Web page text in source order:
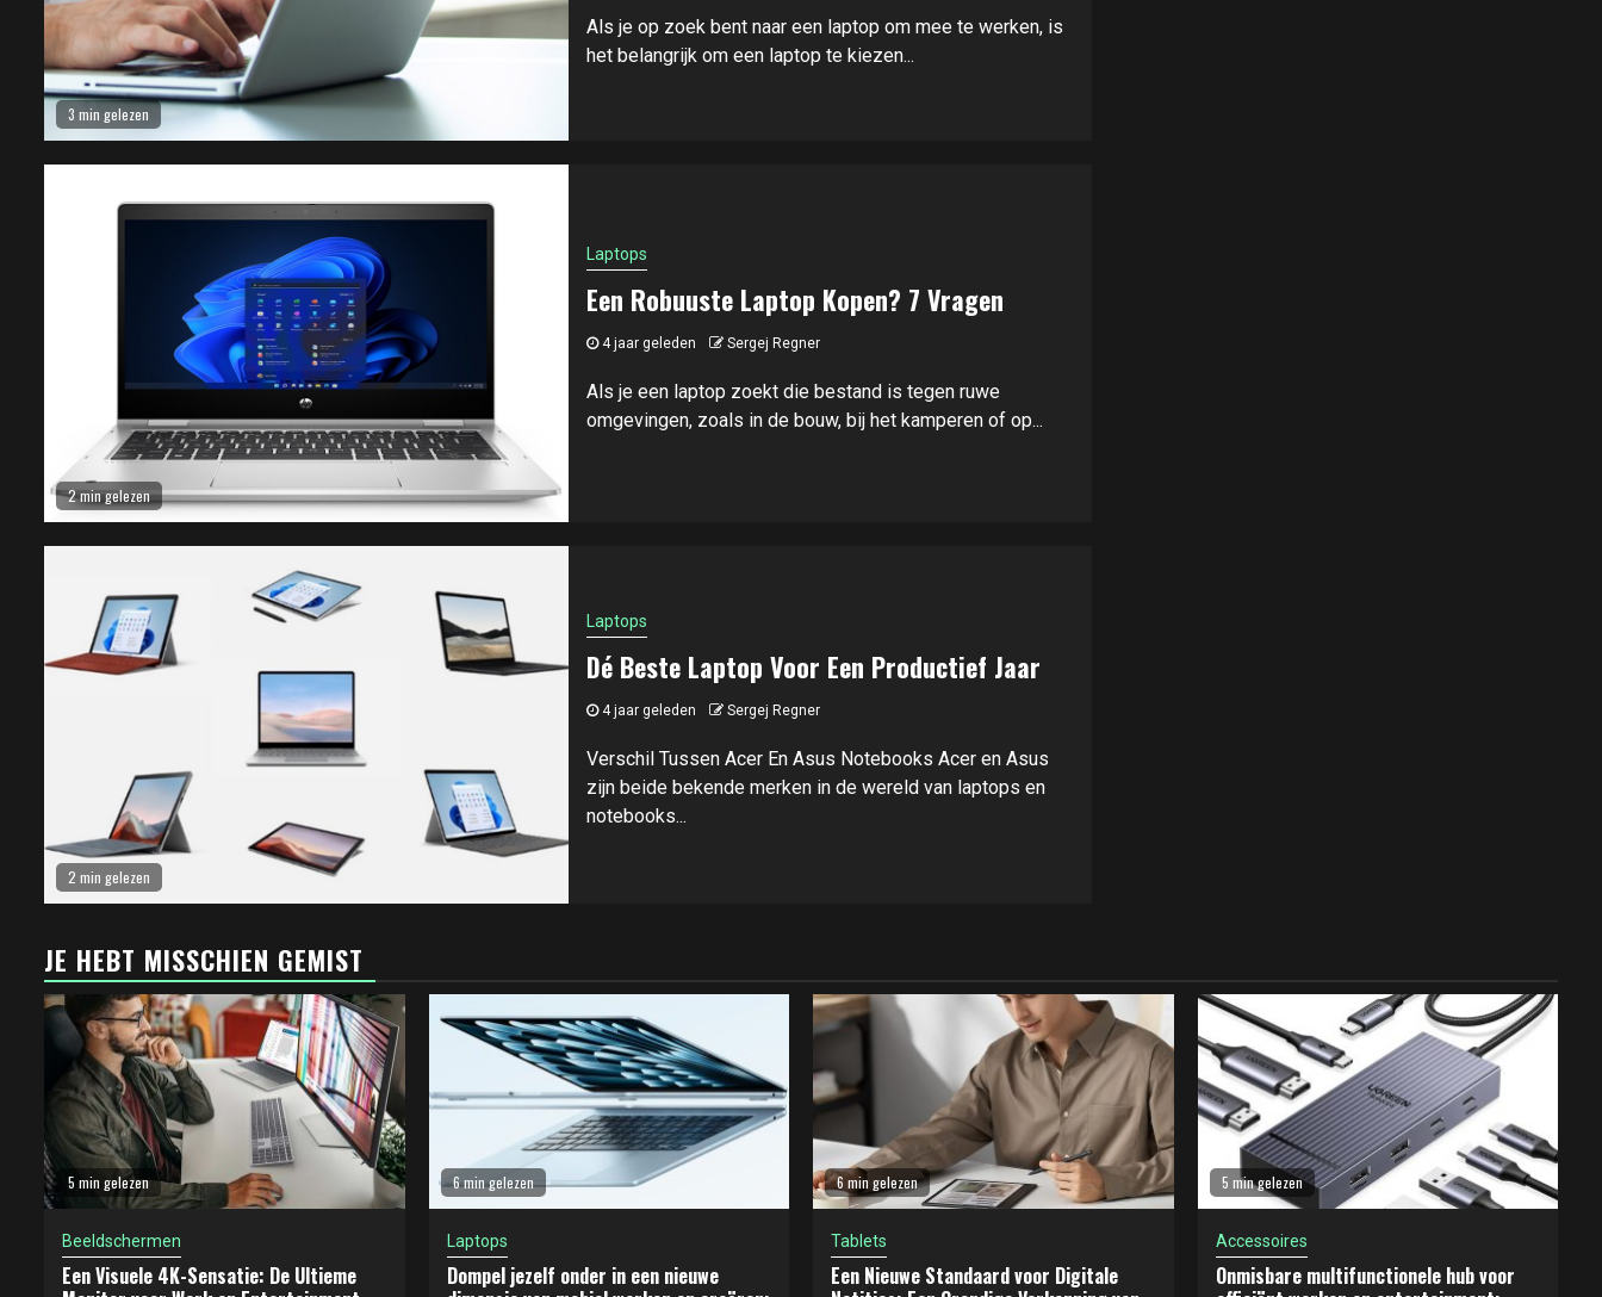
3 min gelezen
Als je op zoek bent naar een laptop om mee te werken, is
het belangrijk om een laptop te kiezen...
2 min gelezen
Laptops
Een Robuuste Laptop Kopen? 7 Vragen
4 jaar geleden Sergej Regner
Als je een laptop zoekt die bestand is tegen ruwe
omgevingen, zoals in de bouw, bij het kamperen of op...
2 min gelezen
Laptops
Dé Beste Laptop Voor Een Productief Jaar
4 jaar geleden Sergej Regner
Verschil Tussen Acer En Asus Notebooks Acer en Asus
zijn beide bekende merken in de wereld van laptops en
notebooks...
JE HEBT MISSCHIEN GEMIST
5 min gelezen
Beeldschermen
Een Visuele 4K-Sensatie: De Ultieme
6 min gelezen
Laptops
Dompel jezelf onder in een nieuwe
6 min gelezen
Tablets
Een Nieuwe Standaard voor Digitale
5 min gelezen
Accessoires
Onmisbare multifunctionele hub voor